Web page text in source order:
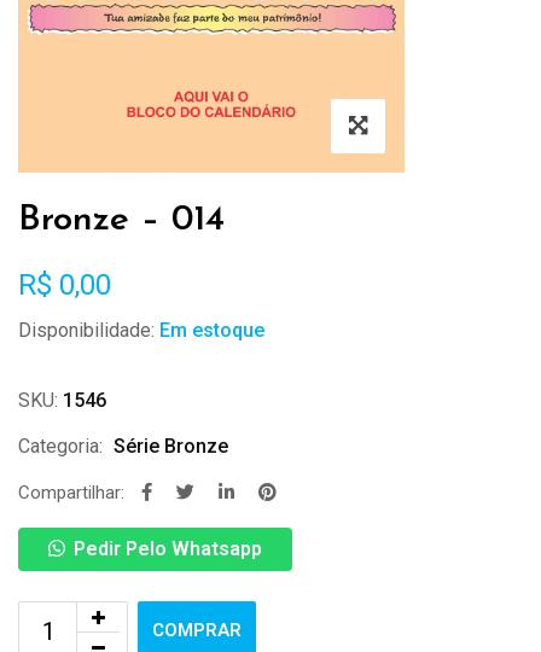
Bronze – 014
R$ 0,00
Disponibilidade: Em estoque
SKU: 1546
Categoria: Série Bronze
Compartilhar:
Pedir Pelo Whatsapp
COMPRAR